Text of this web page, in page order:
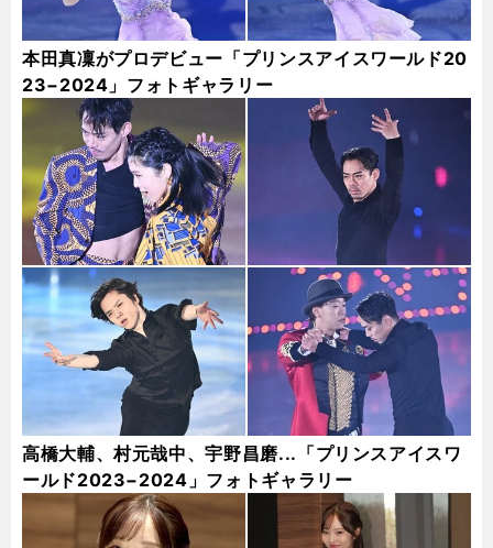
本田真凜がプロデビュー「プリンスアイスワールド20
23−2024」フォトギャラリー
高橋大輔、村元哉中、宇野昌磨...「プリンスアイスワ
ールド2023−2024」フォトギャラリー